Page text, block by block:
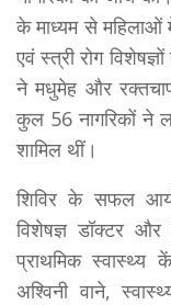
के माध्यम से महिलाओं
एवं स्त्री रोग
ने मधुमेह और
कुल 56 नागरिकों ने
शामिल थीं।
शिविर के सफल
विशेषज्ञ डॉक्टर और
प्राथमिक स्वास्थ्य
अश्विनी वाने,